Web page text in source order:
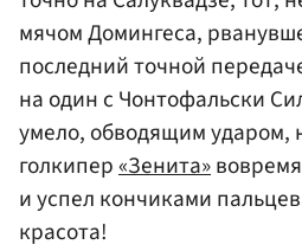
мячом Домингеса,
последний точной
на один с Чонтофальски
умело, обводящим ударом,
голкипер«Зенита»
и успел кончиками
красота!